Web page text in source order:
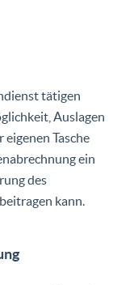
tätigen
Auslagen
Tasche
ein
des
kann.